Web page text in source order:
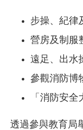
步操、紀律
營房及制服
遠足、出水
參觀消防博
「消防安
透過參與教育局